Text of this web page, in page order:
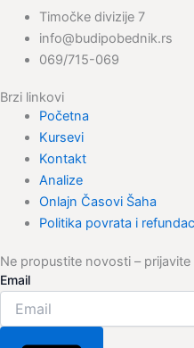
Timočke divizije 7
info@budipobednik.rs
069/715-069
Brzi linkovi
Početna
Kursevi
Kontakt
Analize
Onlajn Časovi Šaha
Politika povrata i
Ne propustite novosti –
Email